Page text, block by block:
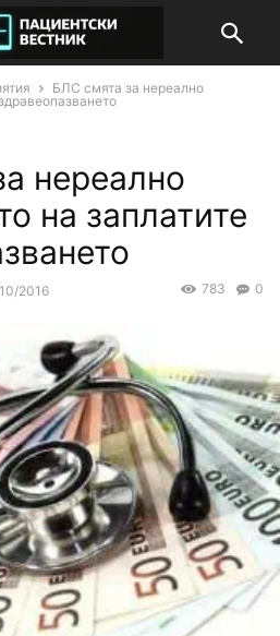
БЛС смята за нереално
нереално
на заплатите
2016 0
783